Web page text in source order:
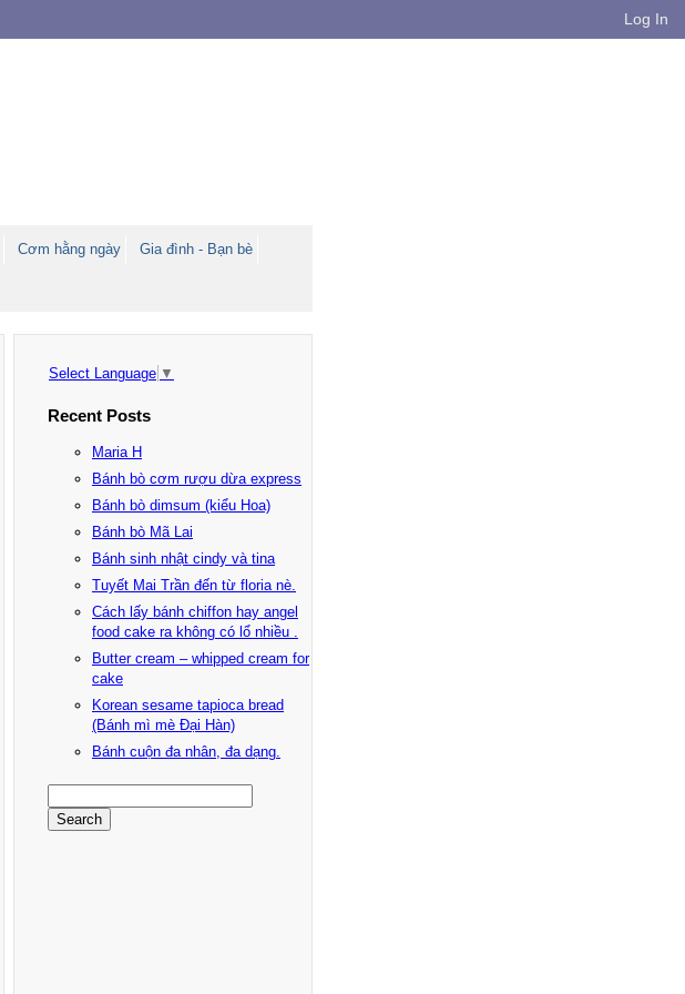
Log In
Cơm hằng ngày Gia đình - Bạn bè
Select Language ▼
Recent Posts
Maria H
Bánh bò cơm rượu dừa express
Bánh bò dimsum (kiểu Hoa)
Bánh bò Mã Lai
Bánh sinh nhật cindy và tina
Tuyết Mai Trần đến từ floria nè.
Cách lấy bánh chiffon hay angel
food cake ra không có lổ nhiều .
Butter cream – whipped cream for
cake
Korean sesame tapioca bread
(Bánh mì mè Đại Hàn)
Bánh cuộn đa nhân, đa dạng.